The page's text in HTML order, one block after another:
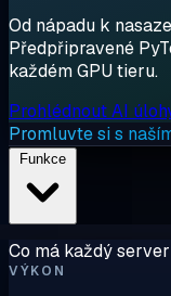
Od nápadu k
Předpřipravené
každém GPU tieru.
Prohlédnout AI
Promluvte si s
Co má každý
VÝKON